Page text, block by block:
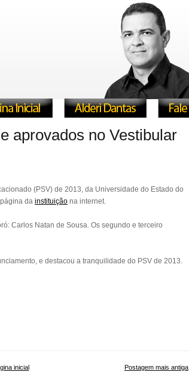
aprovados no Vestibular
(PSV) de 2013, da Universidade do Estado do
da instituição na internet.
Carlos Natan de Sousa. Os segundo e terceiro
e destacou a tranquilidade do PSV de 2013.
Postagem mais antiga
inicial